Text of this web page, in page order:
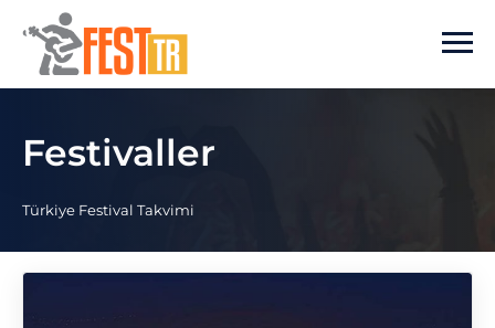
Ana içeriğe atla
Festivaller
Türkiye Festival Takvimi